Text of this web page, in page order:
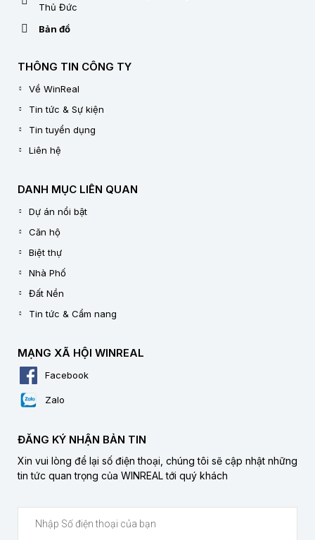
Thủ Đức
Bản đồ
THÔNG TIN CÔNG TY
Về WinReal
Tin tức & Sự kiện
Tin tuyển dụng
Liên hệ
DANH MỤC LIÊN QUAN
Dự án nổi bật
Căn hộ
Biệt thự
Nhà Phố
Đất Nền
Tin tức & Cẩm nang
MẠNG XÃ HỘI WINREAL
Facebook
Zalo
ĐĂNG KÝ NHẬN BẢN TIN
Xin vui lòng để lại số điện thoại, chúng tôi sẽ cập nhật những
tin tức quan trọng của WINREAL tới quý khách